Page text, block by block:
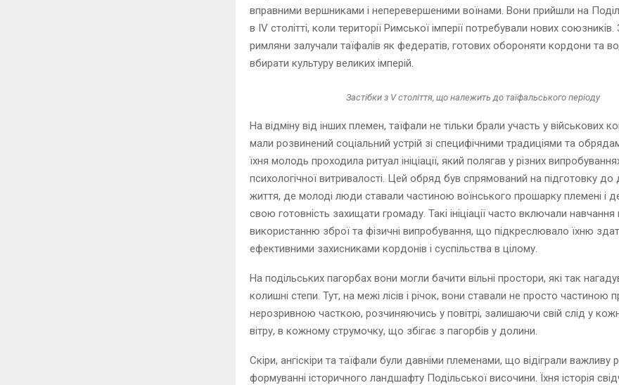
вправними вершниками і неперевершеними воїнами. Вони прийшли на
в IV столітті, коли території Римської імперії потребували нових
римляни залучали таїфалів як федератів, готових обороняти кордони та
вбирати культуру великих імперій.
Застібки з V століття, що належить до таїфальського періоду
На відміну від інших племен, таїфали не тільки брали участь у військових
мали розвинений соціальний устрій зі специфічними традиціями та
їхня молодь проходила ритуал ініціації, який полягав у різних
психологічної витривалості. Цей обряд був спрямований на підготовку до
життя, де молоді люди ставали частиною воїнського прошарку племені і
свою готовність захищати громаду. Такі ініціації часто включали навчання
використанню зброї та фізичні випробування, що підкреслювало їхню
ефективними захисниками кордонів і суспільства в цілому.
На подільських пагорбах вони могли бачити вільні простори, які так
колишні степи. Тут, на межі лісів і річок, вони ставали не просто частиною
нерозривною часткою, розчиняючись у повітрі, залишаючи свій слід у
вітру, в кожному струмочку, що збігає з пагорбів у долини.
Скіри, ангіскіри та таїфали були давніми племенами, що відіграли важливу
формуванні історичного ландшафту Подільської височини. Їхня історія